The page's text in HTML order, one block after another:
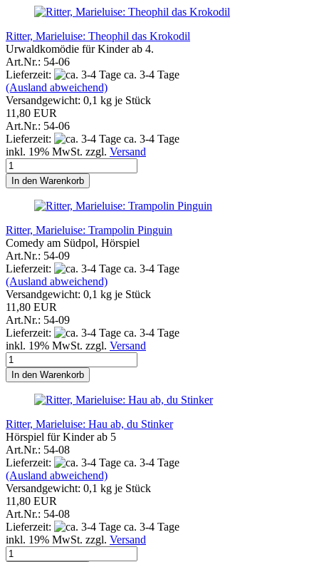
Ritter, Marieluise: Theophil das Krokodil
Urwaldkomödie für Kinder ab 4.
Art.Nr.: 54-06
Lieferzeit:
ca. 3-4 Tage
(Ausland abweichend)
Versandgewicht: 0,1 kg je Stück
11,80 EUR
Art.Nr.: 54-06
Lieferzeit:
ca. 3-4 Tage
inkl. 19% MwSt. zzgl. Versand
In den Warenkorb
Ritter, Marieluise: Trampolin Pinguin
Comedy am Südpol, Hörspiel
Art.Nr.: 54-09
Lieferzeit:
ca. 3-4 Tage
(Ausland abweichend)
Versandgewicht: 0,1 kg je Stück
11,80 EUR
Art.Nr.: 54-09
Lieferzeit:
ca. 3-4 Tage
inkl. 19% MwSt. zzgl. Versand
In den Warenkorb
Ritter, Marieluise: Hau ab, du Stinker
Hörspiel für Kinder ab 5
Art.Nr.: 54-08
Lieferzeit:
ca. 3-4 Tage
(Ausland abweichend)
Versandgewicht: 0,1 kg je Stück
11,80 EUR
Art.Nr.: 54-08
Lieferzeit:
ca. 3-4 Tage
inkl. 19% MwSt. zzgl. Versand